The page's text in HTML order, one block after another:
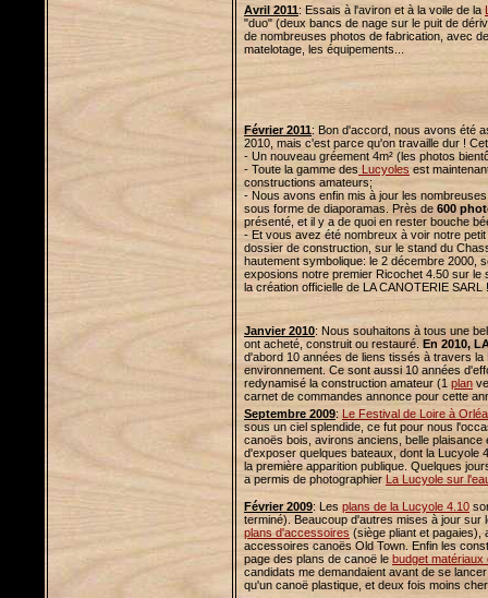
Avril 2011: Essais à l'aviron et à la voile de la
"duo" (deux bancs de nage sur le puit de
de nombreuses photos de fabrication, avec
matelotage, les équipements...
Février 2011: Bon d'accord, nous avons été
2010, mais c'est parce qu'on travaille dur !
- Un nouveau gréement 4m² (les photos
- Toute la gamme des Lucyoles est
constructions amateurs;
- Nous avons enfin mis à jour les
sous forme de diaporamas. Près de 600
présenté, et il y a de quoi en rester bouche
- Et vous avez été nombreux à voir notre
dossier de construction, sur le stand du
hautement symbolique: le 2 décembre 2000,
exposions notre premier Ricochet 4.50 sur le
la création officielle de LA CANOTERIE SARL !
Janvier 2010: Nous souhaitons à tous une
ont acheté, construit ou restauré. En 2010,
d'abord 10 années de liens tissés à travers
environnement. Ce sont aussi 10 années
redynamisé la construction amateur (1 plan
carnet de commandes annonce pour cette
Septembre 2009: Le Festival de Loire à
sous un ciel splendide, ce fut pour nous
canoës bois, avirons anciens, belle plaisance
d'exposer quelques bateaux, dont la Lucyole
la première apparition publique. Quelques
a permis de photographier La Lucyole sur
Février 2009: Les plans de la Lucyole 4.10
terminé). Beaucoup d'autres mises à jour sur
plans d'accessoires (siège pliant et pagaies),
accessoires canoës Old Town. Enfin les
page des plans de canoë le budget matériaux
candidats me demandaient avant de se
qu'un canoë plastique, et deux fois moins